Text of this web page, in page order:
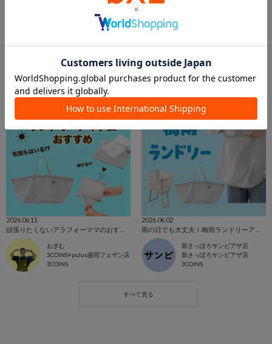
3COINS+plusアトレ亀戸店
ランドリー🩵お掃除🧹トイレ🚽
2026.06.11
おぎむ
3COINS+pulus盛岡フェザン店
3COINS
2026.06.02
新さっぽろサンピアザ店
新さっぽろサンピアザ店
3COINS